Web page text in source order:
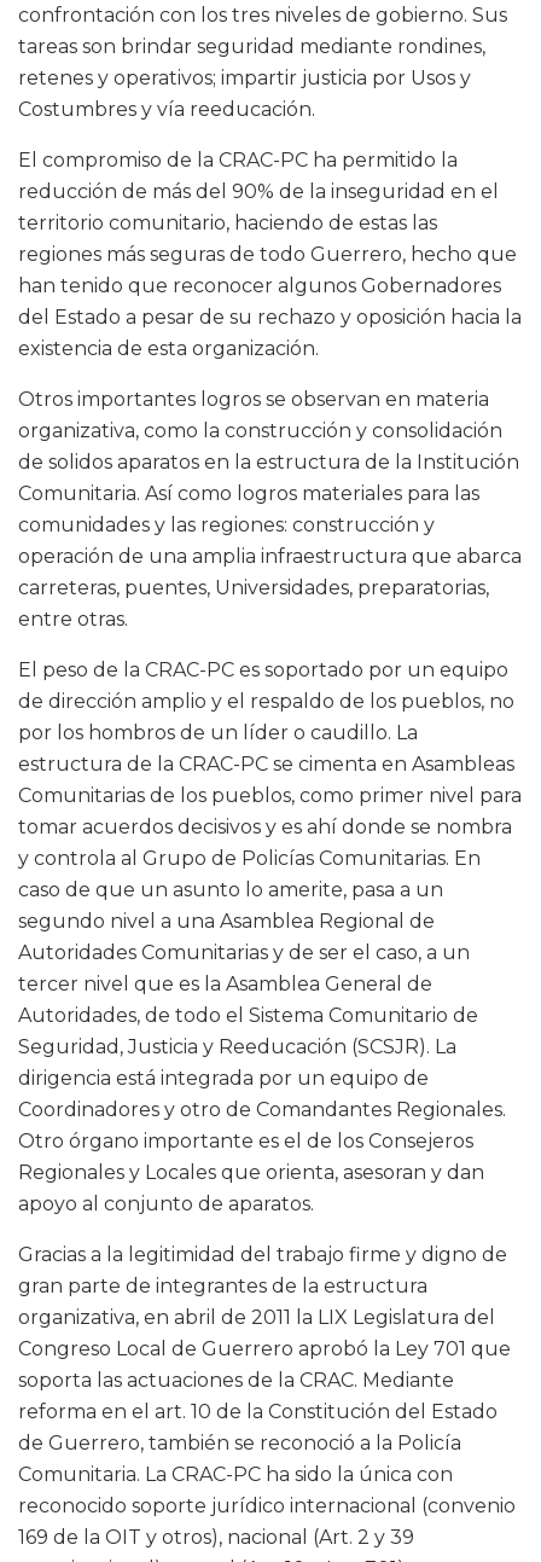
confrontación con los tres niveles de gobierno. Sus
tareas son brindar seguridad mediante rondines,
retenes y operativos; impartir justicia por Usos y
Costumbres y vía reeducación.
El compromiso de la CRAC-PC ha permitido la
reducción de más del 90% de la inseguridad en el
territorio comunitario, haciendo de estas las
regiones más seguras de todo Guerrero, hecho que
han tenido que reconocer algunos Gobernadores
del Estado a pesar de su rechazo y oposición hacia la
existencia de esta organización.
Otros importantes logros se observan en materia
organizativa, como la construcción y consolidación
de solidos aparatos en la estructura de la Institución
Comunitaria. Así como logros materiales para las
comunidades y las regiones: construcción y
operación de una amplia infraestructura que abarca
carreteras, puentes, Universidades, preparatorias,
entre otras.
El peso de la CRAC-PC es soportado por un equipo
de dirección amplio y el respaldo de los pueblos, no
por los hombros de un líder o caudillo. La
estructura de la CRAC-PC se cimenta en Asambleas
Comunitarias de los pueblos, como primer nivel para
tomar acuerdos decisivos y es ahí donde se nombra
y controla al Grupo de Policías Comunitarias. En
caso de que un asunto lo amerite, pasa a un
segundo nivel a una Asamblea Regional de
Autoridades Comunitarias y de ser el caso, a un
tercer nivel que es la Asamblea General de
Autoridades, de todo el Sistema Comunitario de
Seguridad, Justicia y Reeducación (SCSJR). La
dirigencia está integrada por un equipo de
Coordinadores y otro de Comandantes Regionales.
Otro órgano importante es el de los Consejeros
Regionales y Locales que orienta, asesoran y dan
apoyo al conjunto de aparatos.
Gracias a la legitimidad del trabajo firme y digno de
gran parte de integrantes de la estructura
organizativa, en abril de 2011 la LIX Legislatura del
Congreso Local de Guerrero aprobó la Ley 701 que
soporta las actuaciones de la CRAC. Mediante
reforma en el art. 10 de la Constitución del Estado
de Guerrero, también se reconoció a la Policía
Comunitaria. La CRAC-PC ha sido la única con
reconocido soporte jurídico internacional (convenio
169 de la OIT y otros), nacional (Art. 2 y 39